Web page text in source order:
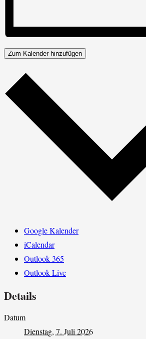
Zum Kalender hinzufügen
Google Kalender
iCalendar
Outlook 365
Outlook Live
Details
Datum
Dienstag, 7. Juli 2026